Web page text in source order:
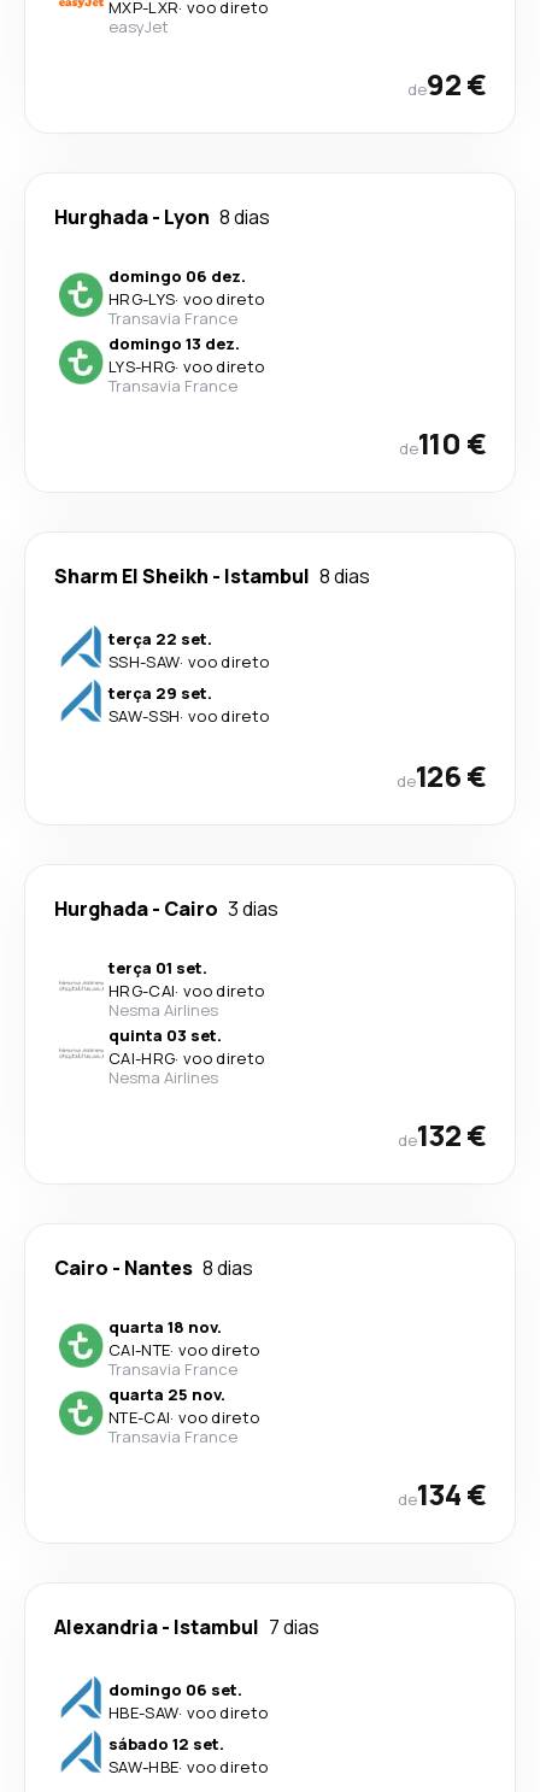
MXP-LXR· voo direto
easyJet
de92 €
Hurghada- Lyon 8 dias
domingo 06 dez.
HRG-LYS· voo direto
Transavia France
domingo 13 dez.
LYS-HRG· voo direto
Transavia France
de110 €
Sharm El Sheikh - Istambul 8 dias
terça 22 set.
SSH-SAW· voo direto
terça 29 set.
SAW-SSH· voo direto
de126 €
Hurghada- Cairo 3 dias
terça 01 set.
HRG-CAI· voo direto
Nesma Airlines
quinta 03 set.
CAI-HRG· voo direto
Nesma Airlines
de132 €
Cairo - Nantes 8 dias
quarta 18 nov.
CAI-NTE· voo direto
Transavia France
quarta 25 nov.
NTE-CAI· voo direto
Transavia France
de134 €
Alexandria- Istambul 7 dias
domingo 06 set.
HBE-SAW· voo direto
sábado 12 set.
SAW-HBE· voo direto